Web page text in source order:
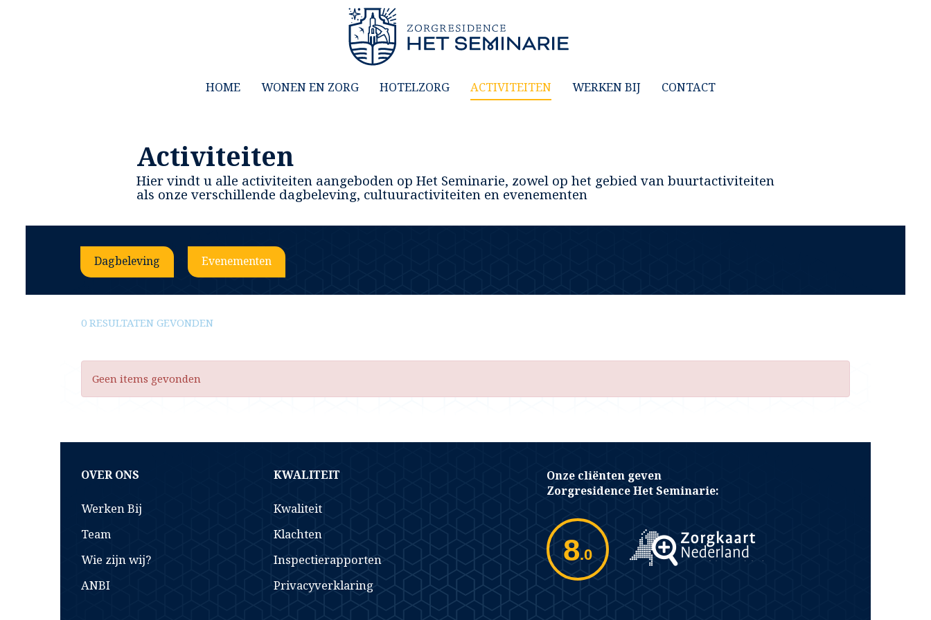
HOME WONEN EN ZORG HOTELZORG ACTIVITEITEN WERKEN BIJ CONTACT
Activiteiten
Hier vindt u alle activiteiten aangeboden op Het Seminarie, zowel op het gebied van buurtactiviteiten
als onze verschillende dagbeleving, cultuuractiviteiten en evenementen
Dagbeleving Evenementen
0 RESULTATEN GEVONDEN
Geen items gevonden
OVER ONS
Werken Bij
Team
Wie zijn wij?
ANBI
KWALITEIT
Kwaliteit
Klachten
Inspectierapporten
Privacyverklaring
Onze cliënten geven
Zorgresidence Het Seminarie:
8.0